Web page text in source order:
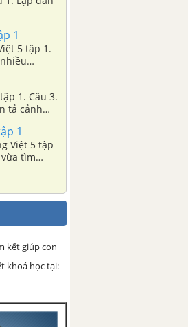
1
5 tập 1.
1. Câu 3.
tả cảnh
1
Việt 5 tập
tìm
kết giúp con
khoá học tại: